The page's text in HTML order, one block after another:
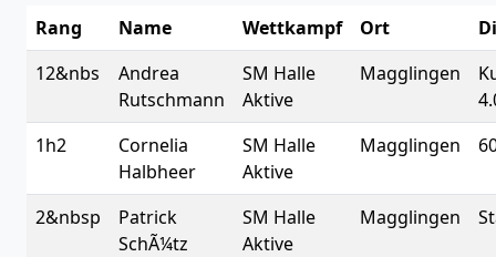
Rang Name Wettkampf Ort
12&nbs
Andrea
Rutschmann
SM Halle
Aktive
Magglingen
1h2
Cornelia
Halbheer
SM Halle
Aktive
Magglingen
2&nbsp
Patrick
SchÃ¼tz
SM Halle
Aktive
Magglingen